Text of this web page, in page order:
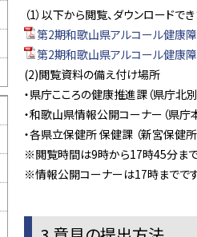
（1）以下から閲覧、ダウンロードでき
第2期和歌山県アルコール健康
第2期和歌山県アルコール健康障
(2)閲覧資料の備え付け場所
・県庁こころの健康推進課（県庁北別
・和歌山県情報公開コーナー（県庁
・各県立保健所 保健課 （新宮保健
※閲覧時間は9時から17時45分まで
※情報公開コーナーは17時までです